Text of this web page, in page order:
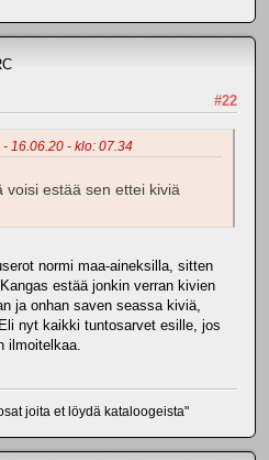
#22
16.06.20 - klo: 07.34
voisi estää sen ettei kiviä
normi maa-aineksilla, sitten
estää jonkin verran kivien
ja onhan saven seassa kiviä,
nyt kaikki tuntosarvet esille, jos
ilmoitelkaa.
joita et löydä kataloogeista"